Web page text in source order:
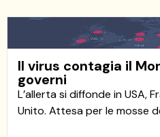
Il virus contagia il
governi
L’allerta si diffonde in USA,
Unito. Attesa per le mosse